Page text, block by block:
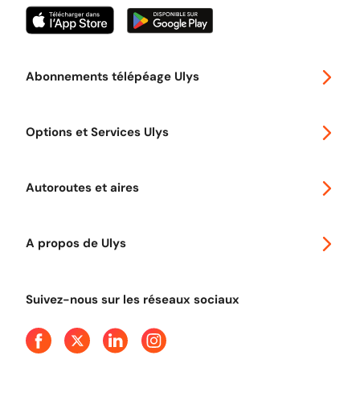
Abonnements télépéage Ulys
Options et Services Ulys
Autoroutes et aires
A propos de Ulys
Presse
Suivez-nous sur les réseaux sociaux